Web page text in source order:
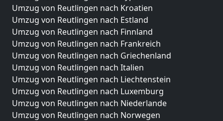
Umzug von Reutlingen nach Kroatien
Umzug von Reutlingen nach Estland
Umzug von Reutlingen nach Finnland
Umzug von Reutlingen nach Frankreich
Umzug von Reutlingen nach Griechenland
Umzug von Reutlingen nach Italien
Umzug von Reutlingen nach Liechtenstein
Umzug von Reutlingen nach Luxemburg
Umzug von Reutlingen nach Niederlande
Umzug von Reutlingen nach Norwegen